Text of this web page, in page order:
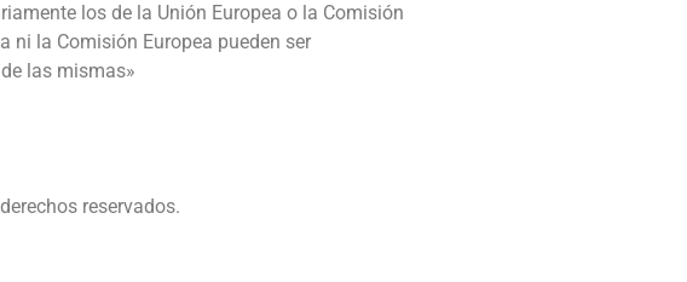
los de la Unión Europea o la Comisión
ni la Comisión Europea pueden ser
las mismas»
reservados.